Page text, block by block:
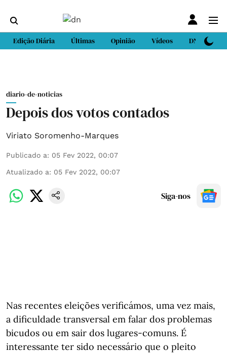
Edição Diária Últimas Opinião Vídeos DN Sport
diario-de-noticias
Depois dos votos contados
Viriato Soromenho-Marques
Publicado a: 05 Fev 2022, 00:07
Atualizado a: 05 Fev 2022, 00:07
Siga-nos
Nas recentes eleições verificámos, uma vez mais,
a dificuldade transversal em falar dos problemas
bicudos ou em sair dos lugares-comuns. É
interessante ter sido necessário que o pleito